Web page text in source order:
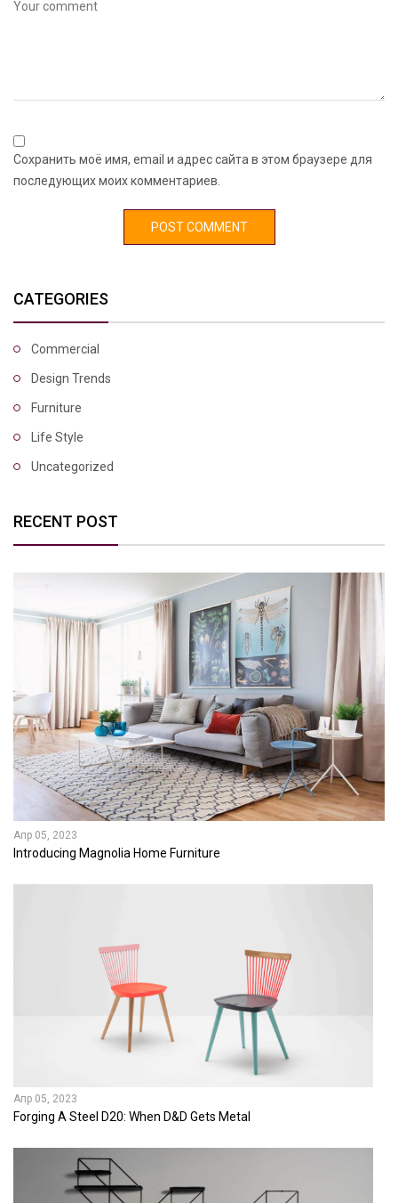
Сохранить моё имя, email и адрес сайта в этом браузере для
последующих моих комментариев.
CATEGORIES
Commercial
Design Trends
Furniture
Life Style
Uncategorized
RECENT POST
Апр 05, 2023
Introducing Magnolia Home Furniture
Апр 05, 2023
Forging A Steel D20: When D&D Gets Metal